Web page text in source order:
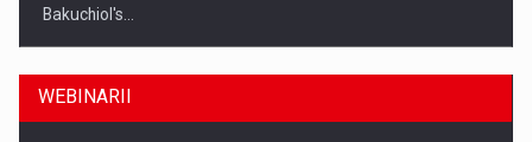
Bakuchiol's…
WEBINARII